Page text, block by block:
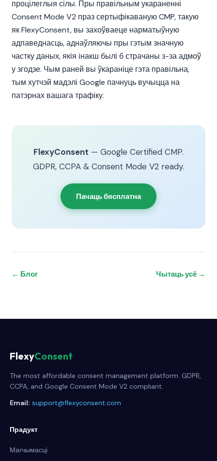
процілеглыя сілы. Пры правільным укараненні
Consent Mode V2 праз сертыфікаваную CMP, такую
як FlexyConsent, вы захоўваеце нарматыўную
адпаведнасць, аднаўляючы пры гэтым значную
частку даных, якія інакш былі б страчаны з-за адмоў
у згодзе. Чым раней вы ўкараніце гэта правільна,
тым хутчэй мадэлі Google пачнуць вучыцца на
патэрнах вашага трафіку.
FlexyConsent — Google Certified CMP.
GDPR, CCPA & Consent Mode V2 ready.
Пачаць бясплатна
← Блог Чытаць усё →
FlexyConsent
The most affordable consent management platform. GDPR,
CCPA, and Google Consent Mode V2 compliant.
Email: support@flexyconsent.com
Прадукт
Магчымасці